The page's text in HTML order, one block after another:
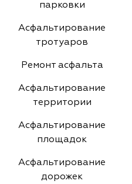
парковки
Асфальтирование
тротуаров
Ремонт асфальта
Асфальтирование
территории
Асфальтирование
площадок
Асфальтирование
дорожек